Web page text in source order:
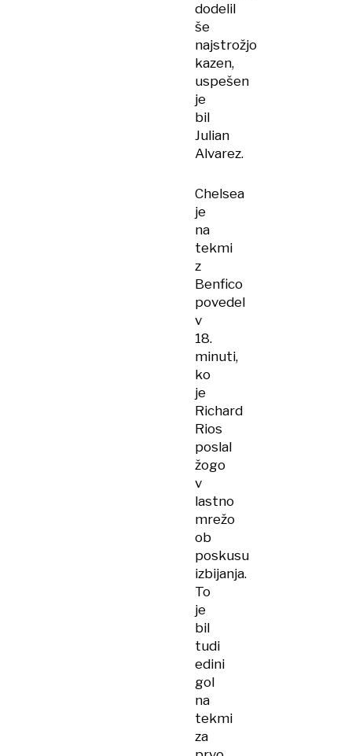
dodelil
še
najstrožjo
kazen,
uspešen
je
bil
Julian
Alvarez.
Chelsea
je
na
tekmi
z
Benfico
povedel
v
18.
minuti,
ko
je
Richard
Rios
poslal
žogo
v
lastno
mrežo
ob
poskusu
izbijanja.
To
je
bil
tudi
edini
gol
na
tekmi
za